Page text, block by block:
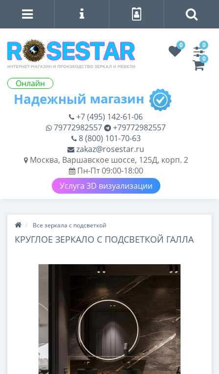
Онлайн
0
0
0
+7 (495) 142-61-06
79772982557
+79772982557
8 (800) 101-70-63
zakaz@rosestar.ru
Москва, Варшавское шоссе, 125Д, корп. 2
Пн-Пт 09:00-18:00
Услуга 3D визуализации
Все зеркала с подсветкой
КРУГЛОЕ ЗЕРКАЛО С ПОДСВЕТКОЙ ГАЛЛА